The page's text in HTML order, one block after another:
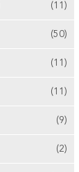
(11)
(50)
(11)
(11)
(9)
(2)